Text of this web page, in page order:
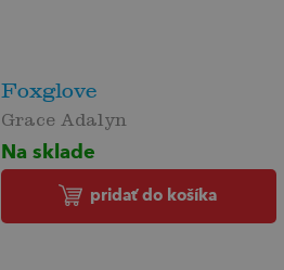
Foxglove
Grace Adalyn
Na sklade
pridať do košíka